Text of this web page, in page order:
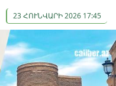
23 ՀՈՒՆՎԱՐԻ 2026 17:45